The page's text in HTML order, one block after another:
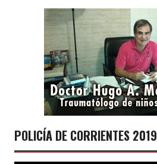
POLICÍA DE CORRIENTES 2019